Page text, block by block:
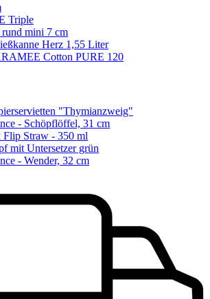
Triple
mini 7 cm
Herz 1,55 Liter
Cotton PURE 120
"Thymianzweig"
- Schöpflöffel, 31 cm
Flip Straw - 350 ml
mit Untersetzer grün
- Wender, 32 cm